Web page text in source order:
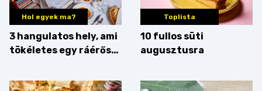
Hol egyek ma?
3 hangulatos hely, ami
tökéletes egy ráérős
Toplista
10 fullos süti
augusztusra